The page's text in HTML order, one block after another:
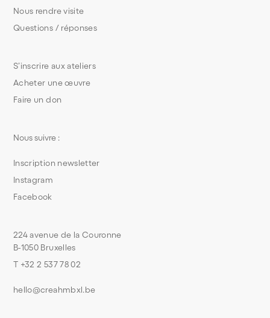
S’inscrire aux ateliers
Acheter une œuvre
Faire un don
Nous rendre visite
Questions / réponses
224 avenue de la Couronne
B-1050 Bruxelles
T +32 2 537 78 02
hello@creahmbxl.be
Nous suivre :
Inscription newsletter
Instagram
Facebook